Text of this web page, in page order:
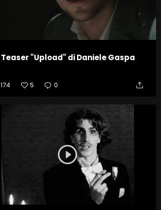
Teaser "Upload" di Daniele Gaspa
174 5 0